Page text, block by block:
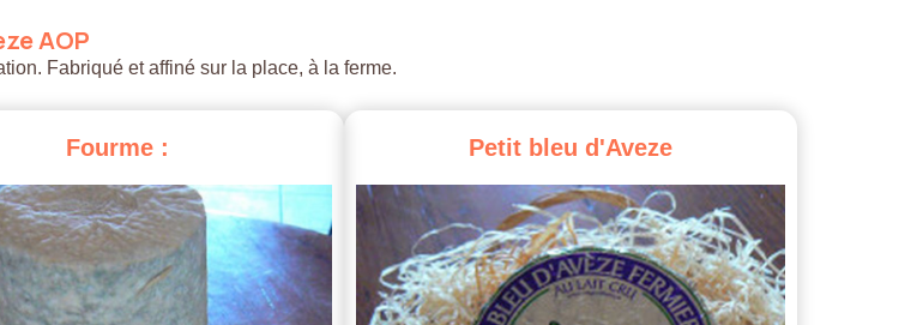
AOP
Fabriqué et affiné sur la place, à la ferme.
Fourme : Petit bleu d'Aveze